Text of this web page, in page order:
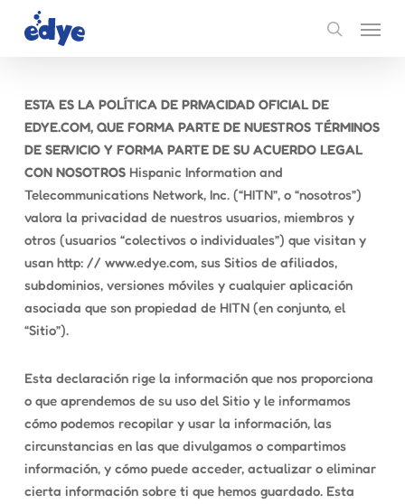
search
Menu
ESTA ES LA POLÍTICA DE PRIVACIDAD OFICIAL DE
EDYE.COM, QUE FORMA PARTE DE NUESTROS TÉRMINOS
DE SERVICIO Y FORMA PARTE DE SU ACUERDO LEGAL
CON NOSOTROSHispanic Information and
Telecommunications Network, Inc. (“HITN”, o “nosotros”)
valora la privacidad de nuestros usuarios, miembros y
otros (usuarios “colectivos o individuales”) que visitan y
usan http: // www.edye.com, sus Sitios de afiliados,
subdominios, versiones móviles y cualquier aplicación
asociada que son propiedad de HITN (en conjunto, el
“Sitio”).
Esta declaración rige la información que nos proporciona
o que aprendemos de su uso del Sitio y le informamos
cómo podemos recopilar y usar la información, las
circunstancias en las que divulgamos o compartimos
información, y cómo puede acceder, actualizar o eliminar
cierta información sobre ti que hemos guardado. Esta